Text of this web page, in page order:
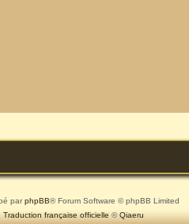
parphpBB® Forum Software © phpBB Limited
Traduction française officielle ©Qiaeru